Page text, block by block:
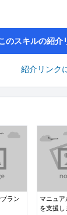
のスキルの紹介
紹介リンク
ラン
マニュア
を支援し